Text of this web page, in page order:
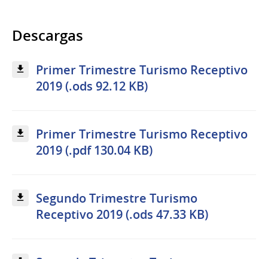
Descargas
Primer Trimestre Turismo Receptivo
2019 (.ods 92.12 KB)
Primer Trimestre Turismo Receptivo
2019 (.pdf 130.04 KB)
Segundo Trimestre Turismo
Receptivo 2019 (.ods 47.33 KB)